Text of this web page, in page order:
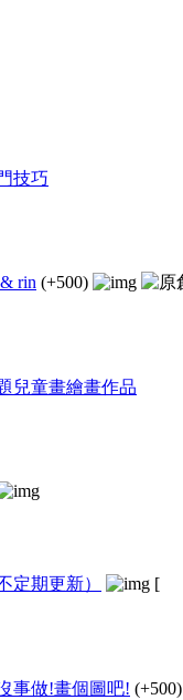
請資
數位男
流之類
技巧
rin (+500)
兒童畫繪畫作品
定期更新） [
事做!畫個圖吧! (+500)